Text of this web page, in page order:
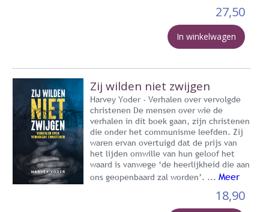
27,50
In winkelwagen
Zij wilden niet zwijgen
Harvey Yoder - Verhalen over vervolgde
christenen De mensen over wie de
verhalen in dit boek gaan, zijn christenen
die onder het communisme leefden. Zij
waren ervan overtuigd dat de prijs van
het lijden omwille van hun geloof het
waard is vanwege ‘de heerlijkheid die aan
ons geopenbaard zal worden’. ... Meer
18,90